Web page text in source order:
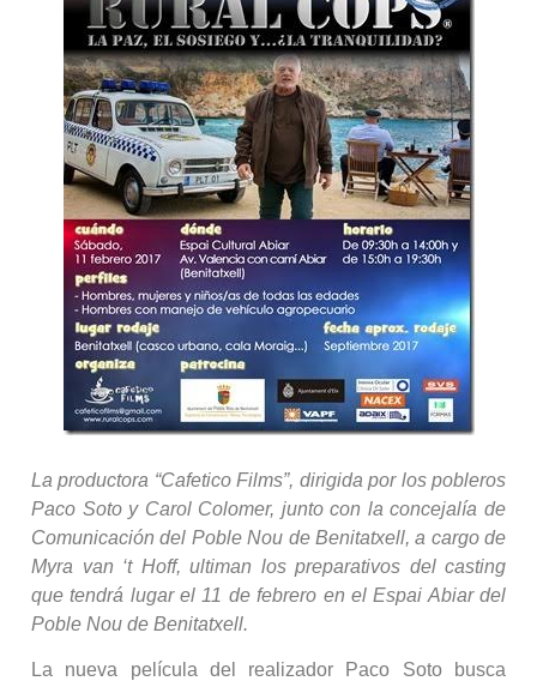
La productora “Cafetico Films”, dirigida por los pobleros
Paco Soto y Carol Colomer, junto con la concejalía de
Comunicación del Poble Nou de Benitatxell, a cargo de
Myra van ‘t Hoff, ultiman los preparativos del casting
que tendrá lugar el 11 de febrero en el Espai Abiar del
Poble Nou de Benitatxell.
La nueva película del realizador Paco Soto busca